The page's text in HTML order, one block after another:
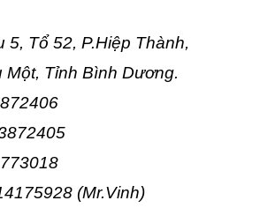
5, Tổ 52, P.Hiệp Thành,
Một, Tỉnh Bình Dương.
(Mr.Vinh)